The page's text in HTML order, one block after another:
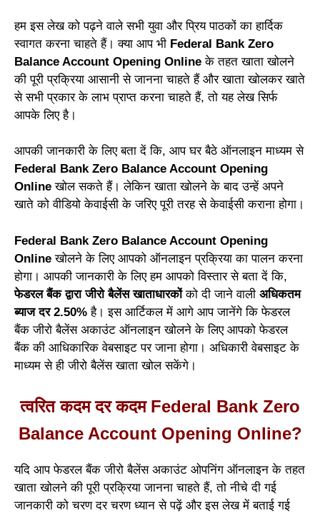
हम इस लेख को पढ़ने वाले सभी युवा और प्रिय पाठकों का हार्दिक
स्वागत करना चाहते हैं। क्या आप भी Federal Bank Zero
Balance Account Opening Online के तहत खाता खोलने
की पूरी प्रक्रिया आसानी से जानना चाहते हैं और खाता खोलकर खाते
से सभी प्रकार के लाभ प्राप्त करना चाहते हैं, तो यह लेख सिर्फ
आपके लिए है।
आपकी जानकारी के लिए बता दें कि, आप घर बैठे ऑनलाइन माध्यम से
Federal Bank Zero Balance Account Opening
Online खोल सकते हैं। लेकिन खाता खोलने के बाद उन्हें अपने
खाते को वीडियो केवाईसी के जरिए पूरी तरह से केवाईसी कराना होगा।
Federal Bank Zero Balance Account Opening
Online खोलने के लिए आपको ऑनलाइन प्रक्रिया का पालन करना
होगा। आपकी जानकारी के लिए हम आपको विस्तार से बता दें कि,
फेडरल बैंक द्वारा जीरो बैलेंस खाताधारकोंको दी जाने वाली अधिकतम
ब्याज दर 2.50% है। इस आर्टिकल में आगे आप जानेंगे कि फेडरल
बैंक जीरो बैलेंस अकाउंट ऑनलाइन खोलने के लिए आपको फेडरल
बैंक की आधिकारिक वेबसाइट पर जाना होगा। अधिकारी वेबसाइट के
माध्यम से ही जीरो बैलेंस खाता खोल सकेंगे।
त्वरित कदम दर कदम Federal Bank Zero
Balance Account Opening Online?
यदि आप फेडरल बैंक जीरो बैलेंस अकाउंट ओपनिंग ऑनलाइन के तहत
खाता खोलने की पूरी प्रक्रिया जानना चाहते हैं, तो नीचे दी गई
जानकारी को चरण दर चरण ध्यान से पढ़ें और इस लेख में बताई गई